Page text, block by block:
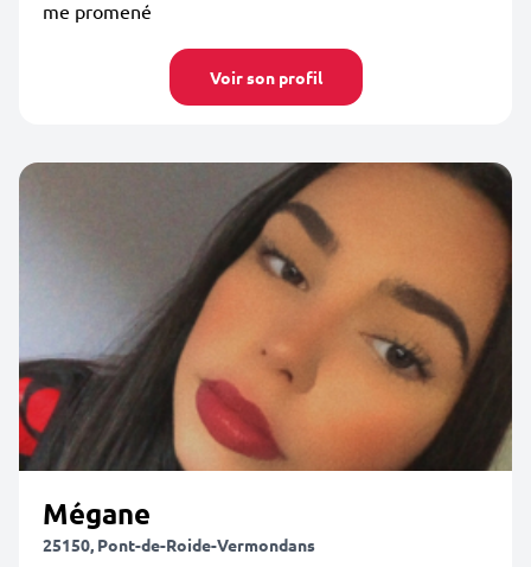
me promené
Voir son profil
Mégane
25150, Pont-de-Roide-Vermondans